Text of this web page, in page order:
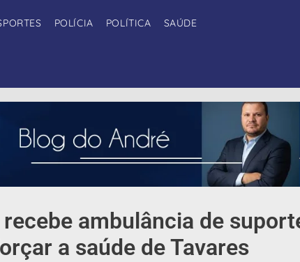
POLÍCIA POLÍTICA SAÚDE
ambulância de
a saúde de Tavares